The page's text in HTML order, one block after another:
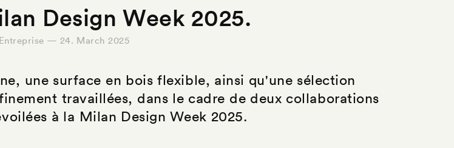
Design Week 2025.
— 24. March 2025
une surface en bois flexible, ainsi qu'une sélection
travaillées, dans le cadre de deux collaborations
à la Milan Design Week 2025.